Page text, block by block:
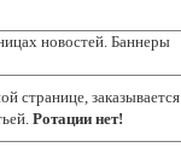
новостей. Баннеры
странице, заказывается
Ротации нет!